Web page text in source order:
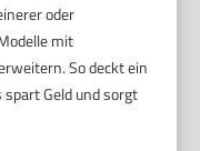
oder
mit
So deckt ein
spart Geld und sorgt